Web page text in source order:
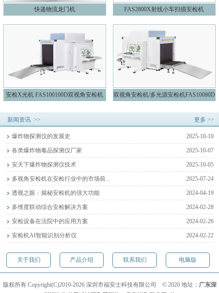
快递物流龙门机 FAS2800X射线小车扫描安检机
安检X光机 FAS100100D双视角安检机 双视角安检机/多光源安检机FAS10080D
新闻资讯 >> 更多 >>
2025-10-10
爆炸物探测仪的发展史
2025-10-07
各类爆炸物毒品探测仪厂家
2025-10-05
安天下爆炸物探测仪技术
2025-07-24
多视角安检机在安检行业中的市场前...
2024-04-19
透视之眼：揭秘安检机的强大功能
2024-02-28
多维度联动综合安检解决方案
2024-02-26
安检设备在法院中的应用方案
2024-02-22
安检机AI智能识别分析仪
关于我们 产品介绍 联系我们 电脑版
版权所有 Copyright(C)2010-2026 深圳市福安士科技有限公司 © 2020 地址： 广东深